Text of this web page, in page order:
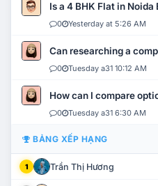
Is a 4 BHK Flat in Noida
0 Yesterday at 5:26 AM
Can researching a
0 Tuesday a31 10:12 AM
How can I compare
0 Tuesday a31 6:30 AM
BẢNG XẾP HẠNG
1 Trần Thị Hương